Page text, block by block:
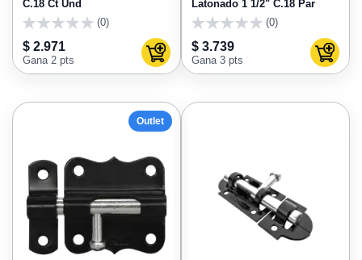
C.18 Ct Und
(0)
$ 2.971
Gana 2 pts Agregar al carrito
Latonado 1 1/2" C.18 Par
(0)
$ 3.739
Gana 3 pts
Outlet